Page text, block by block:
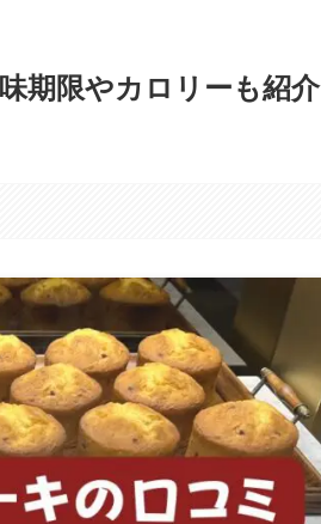
期限やカロリーも紹介